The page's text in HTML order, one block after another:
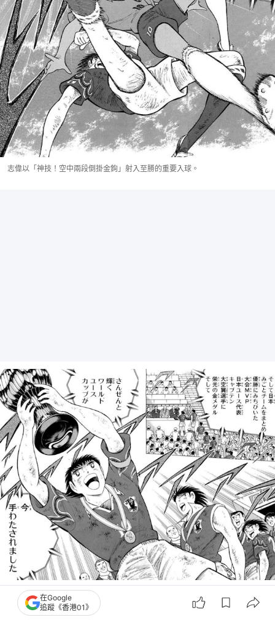
志偉以「神技！空中兩段倒掛金鉤」射入至勝的重要入球。
日本隊順利登頂。（《足球小將》世青篇漫畫圖片）
在Google
追蹤《香港01》